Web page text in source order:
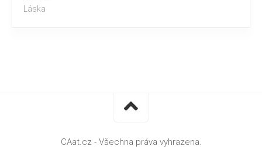
Láska
CAat.cz - Všechna práva vyhrazena.